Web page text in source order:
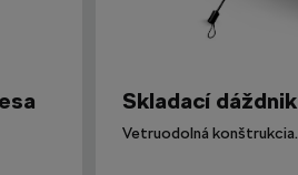
Skladací dáždnik
Vetruodolná konštrukcia.